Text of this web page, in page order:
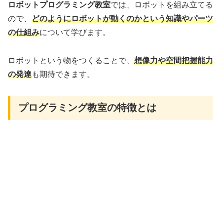
ロボットプログラミング教室では、ロボットを組み立てる
ので、 どのようにロボットが動くのかという知識やパーツ
の仕組みについて学びます。
ロボットという物をつくることで、 想像力や空間把握能力
の発達も期待できます。
プログラミング教室の特徴とは